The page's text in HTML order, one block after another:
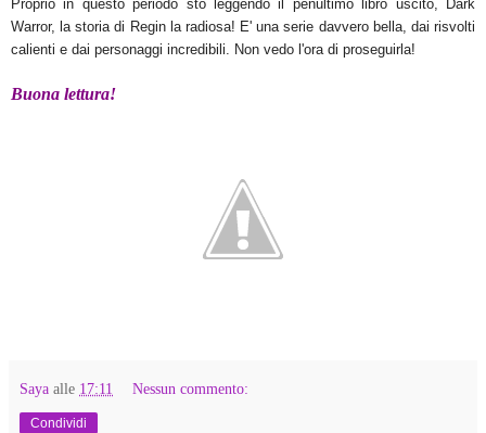
Proprio in questo periodo sto leggendo il penultimo libro uscito, Dark
Warror, la storia di Regin la radiosa! E' una serie davvero bella, dai risvolti
calienti e dai personaggi incredibili. Non vedo l'ora di proseguirla!
Buona lettura!
Saya alle 17:11 Nessun commento:
Condividi